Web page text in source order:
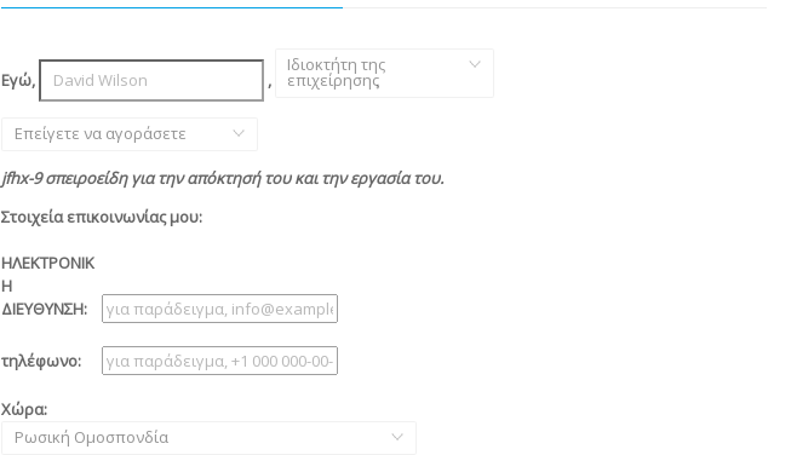
Εγώ, ,
Ιδιοκτήτη της
επιχείρησης
,
Επείγετε να αγοράσετε
jfhx-9 σπειροείδη για την απόκτησή του και την εργασία του.
Στοιχεία επικοινωνίας μου:
ΗΛΕΚΤΡΟΝΙΚ
Η
ΔΙΕΥΘΥΝΣΗ:
τηλέφωνο:
Χώρα:
Ρωσική Ομοσπονδία